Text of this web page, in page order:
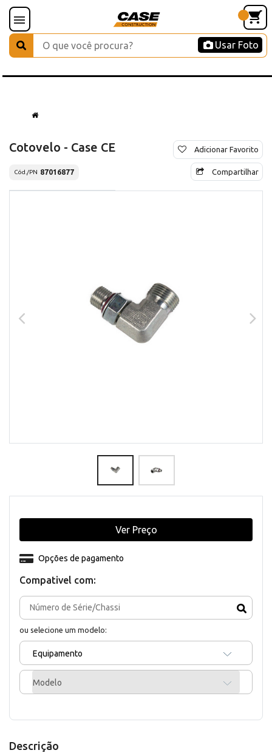
Usar Foto
Cotovelo - Case CE
Cód./PN 87016877
Adicionar Favorito
Compartilhar
Compativel com:
ou selecione um modelo:
Equipamento
Modelo
Opções de pagamento
Ver Preço
Descrição